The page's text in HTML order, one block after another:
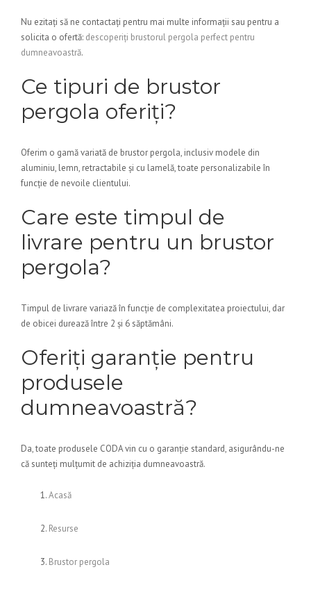
Nu ezitați să ne contactați pentru mai multe informații sau pentru a
solicita o ofertă: descoperiți brustorul pergola perfect pentru
dumneavoastră.
Ce tipuri de brustor
pergola oferiți?
Oferim o gamă variată de brustor pergola, inclusiv modele din
aluminiu, lemn, retractabile și cu lamelă, toate personalizabile în
funcție de nevoile clientului.
Care este timpul de
livrare pentru un brustor
pergola?
Timpul de livrare variază în funcție de complexitatea proiectului, dar
de obicei durează între 2 și 6 săptămâni.
Oferiți garanție pentru
produsele
dumneavoastră?
Da, toate produsele CODA vin cu o garanție standard, asigurându-ne
că sunteți mulțumit de achiziția dumneavoastră.
Acasă
Resurse
Brustor pergola